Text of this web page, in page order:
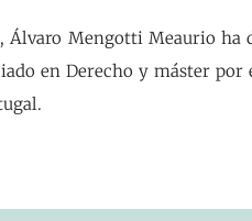
Álvaro Mengotti Meaurio ha
en Derecho y máster por